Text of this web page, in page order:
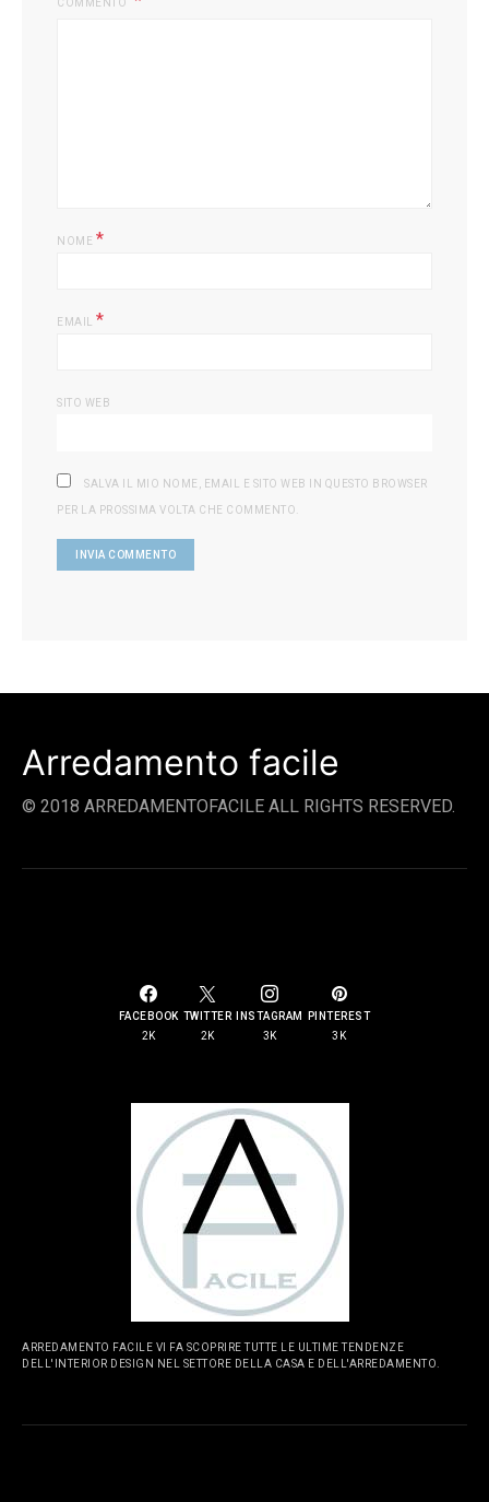
COMMENTO
NOME *
EMAIL *
SITO WEB
SALVA IL MIO NOME, EMAIL E SITO WEB IN QUESTO BROWSER
PER LA PROSSIMA VOLTA CHE COMMENTO.
Arredamento facile
© 2018 ARREDAMENTOFACILE ALL RIGHTS RESERVED.
FACEBOOK
2K
TWITTER
2K
INSTAGRAM
3K
PINTEREST
3K
ARREDAMENTO FACILE VI FA SCOPRIRE TUTTE LE ULTIME TENDENZE
DELL'INTERIOR DESIGN NEL SETTORE DELLA CASA E DELL'ARREDAMENTO.